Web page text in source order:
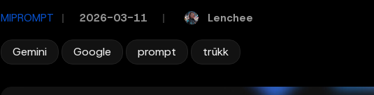
MIPROMPT 2026-03-11 Lenchee
Gemini Google prompt trükk